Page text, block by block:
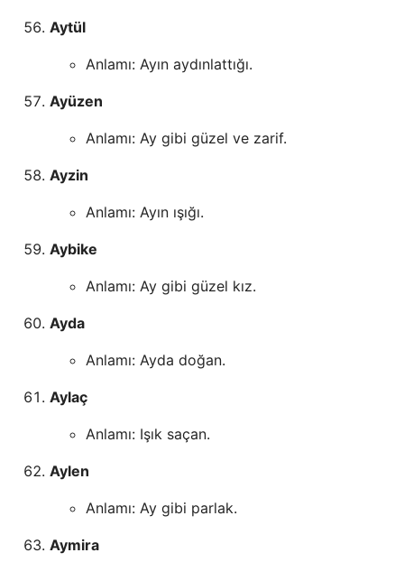
Aytül
Anlamı: Ayın aydınlattığı.
Ayüzen
Anlamı: Ay gibi güzel ve zarif.
Ayzin
Anlamı: Ayın ışığı.
Aybike
Anlamı: Ay gibi güzel kız.
Ayda
Anlamı: Ayda doğan.
Aylaç
Anlamı: Işık saçan.
Aylen
Anlamı: Ay gibi parlak.
Aymira